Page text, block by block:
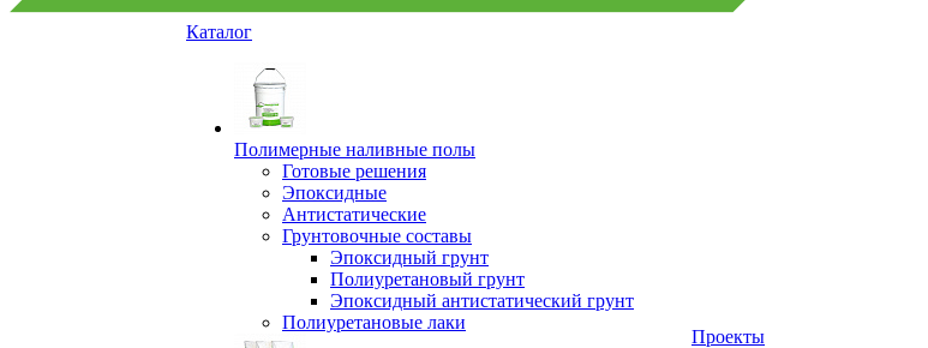
Каталог
Полимерные наливные полы
Готовые решения
Эпоксидные
Антистатические
Грунтовочные составы
Эпоксидный грунт
Полиуретановый грунт
Эпоксидный антистатический грунт
Полиуретановые лаки
Проекты